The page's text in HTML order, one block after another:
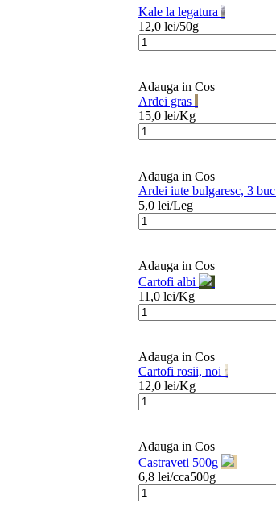
Kale la legatura
12,0 lei/50g
Adauga in Cos
Ardei gras
15,0 lei/Kg
Adauga in Cos
Ardei iute bulgaresc, 3 buc
5,0 lei/Leg
Adauga in Cos
Cartofi albi
11,0 lei/Kg
Adauga in Cos
Cartofi rosii, noi
12,0 lei/Kg
Adauga in Cos
Castraveti 500g
6,8 lei/cca500g